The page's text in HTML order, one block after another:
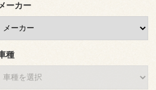
ーカー
種